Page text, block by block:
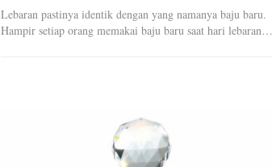
Lebaran pastinya identik dengan yang namanya baju baru.
Hampir setiap orang memakai baju baru saat hari lebaran…